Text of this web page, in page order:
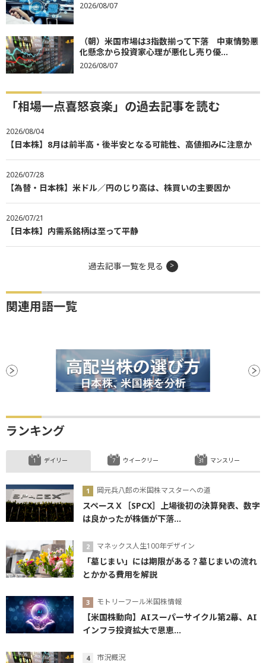
2026/08/07
（朝）米国市場は3指数揃って下落 中東情勢悪
化懸念から投資家心理が悪化し売り優...
2026/08/07
「相場一点喜怒哀楽」の過去記事を読む
2026/08/04
【日本株】8月は前半高・後半安となる可能性、高値掴みに注意か
2026/07/28
【為替・日本株】米ドル／円のじり高は、株買いの主要因か
2026/07/21
【日本株】内需系銘柄は至って平静
過去記事一覧を見る
関連用語一覧
ランキング
デイリー
岡元兵八郎の米国株マスターへの道
スペースＸ［SPCX］上場後初の決算発表、数字
は良かったが株価が下落...
マネックス人生100年デザイン
「墓じまい」には期限がある？墓じまいの流れ
とかかる費用を解説
モトリーフール米国株情報
【米国株動向】AIスーパーサイクル第2幕、AI
インフラ投資拡大で恩恵...
市況概況
ウイークリー マンスリー